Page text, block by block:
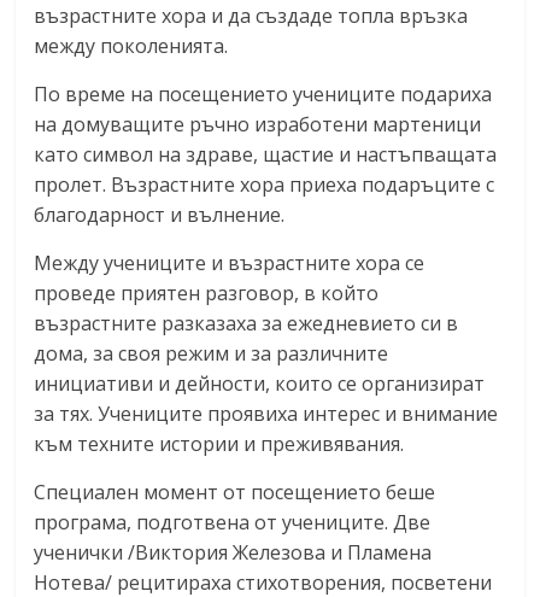
възрастните хора и да създаде топла връзка
между поколенията.
По време на посещението учениците подариха
на домуващите ръчно изработени мартеници
като символ на здраве, щастие и настъпващата
пролет. Възрастните хора приеха подаръците с
благодарност и вълнение.
Между учениците и възрастните хора се
проведе приятен разговор, в който
възрастните разказаха за ежедневието си в
дома, за своя режим и за различните
инициативи и дейности, които се организират
за тях. Учениците проявиха интерес и внимание
към техните истории и преживявания.
Специален момент от посещението беше
програма, подготвена от учениците. Две
ученички /Виктория Железова и Пламена
Нотева/ рецитираха стихотворения, посветени